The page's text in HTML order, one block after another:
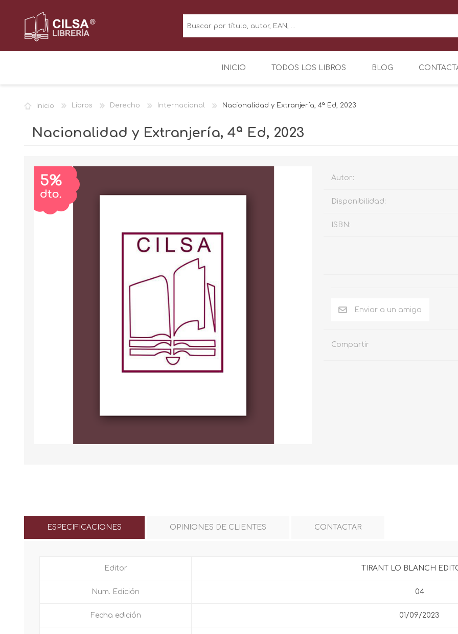
INICIO TODOS LOS LIBROS BLOG
Inicio Libros Derecho Internacional Nacionalidad y Extranjería, 4ª Ed, 2023
Nacionalidad y Extranjería, 4ª Ed, 2023
Autor:
Disponibilidad:
ISBN:
Compartir
ESPECIFICACIONES OPINIONES DE CLIENTES CONTACTAR
Editor TIRANT LO BLANCH
Num. Edición 04
Fecha edición 01/09/2023